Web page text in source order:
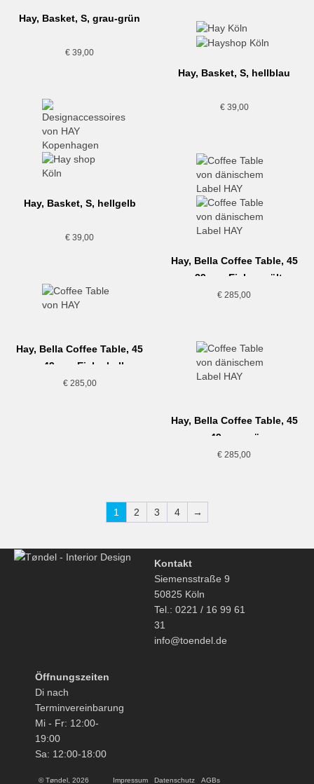
Hay, Basket, S, grau-grün
€ 39,00
Hay, Basket, S, hellblau
€39,00
Hay, Basket, S, hellgelb
€ 39,00
Hay, Bella Coffee Table, 45
x 39 cm, Eiche geölt
€ 285,00
Hay, Bella Coffee Table, 45
x 49 cm, Eiche hell
€285,00
Hay, Bella Coffee Table, 45
x 49 cm, grün
€ 285,00
1 2 3 4 →
Kontakt
Siemensstraße 9
50825 Köln
Tel.: 0221 / 16 99 61
31
info@toendel.de
Öffnungszeiten
Di nach
Terminvereinbarung
Mi - Fr: 12:00-
19:00
Sa: 12:00-18:00
© Tøndel, 2026 Impressum Datenschutz AGBs